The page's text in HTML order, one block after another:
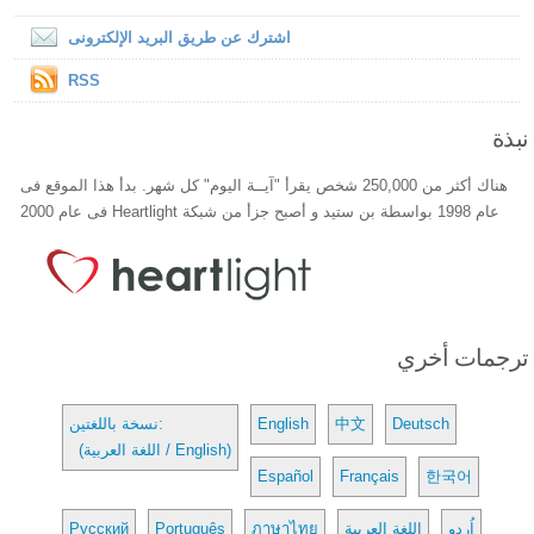
اشترك عن طريق البريد الإلكترونى
RSS
نبذة
هناك أكثر من 250,000 شخص يقرأ "آيــة اليوم" كل شهر. بدأ هذا الموقع فى
عام 1998 بواسطة بن ستيد و أصبح جزأ من شبكة Heartlight فى عام 2000
ترجمات أخري
نسخة باللغتين:
(اللغة العربية / English)
English 中文 Deutsch
Español Français 한국어
Русский Português ภาษาไทย اللغة العربية اُردو